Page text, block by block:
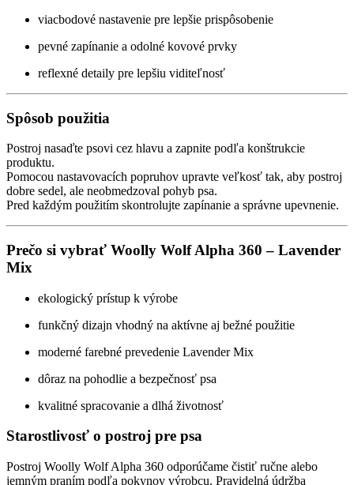
viacbodové nastavenie pre lepšie prispôsobenie
pevné zapínanie a odolné kovové prvky
reflexné detaily pre lepšiu viditeľnosť
Spôsob použitia
Postroj nasaďte psovi cez hlavu a zapnite podľa konštrukcie
produktu.
Pomocou nastavovacích popruhov upravte veľkosť tak, aby postroj
dobre sedel, ale neobmedzoval pohyb psa.
Pred každým použitím skontrolujte zapínanie a správne upevnenie.
Prečo si vybrať Woolly Wolf Alpha 360 – Lavender
Mix
ekologický prístup k výrobe
funkčný dizajn vhodný na aktívne aj bežné použitie
moderné farebné prevedenie Lavender Mix
dôraz na pohodlie a bezpečnosť psa
kvalitné spracovanie a dlhá životnosť
Starostlivosť o postroj pre psa
Postroj Woolly Wolf Alpha 360 odporúčame čistiť ručne alebo
jemným praním podľa pokynov výrobcu. Pravidelná údržba